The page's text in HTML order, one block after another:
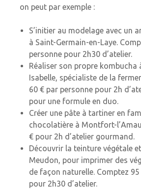
on peut par exemple :
S’initier au modelage avec un
à Saint-Germain-en-Laye.
personne pour 2h30 d’atelier.
Réaliser son propre kombucha
Isabelle, spécialiste de la
60 € par personne pour 2h
pour une formule en duo.
Créer une pâte à tartiner en
chocolatière à Montfort-
€ pour 2h d’atelier gourmand.
Découvrir la teinture végétale
Meudon, pour imprimer des
de façon naturelle. Comptez
pour 2h30 d’atelier.